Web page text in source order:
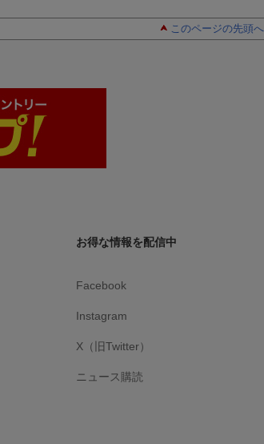
このページの先頭へ
お得な情報を配信中
Facebook
Instagram
X（旧Twitter）
ニュース購読